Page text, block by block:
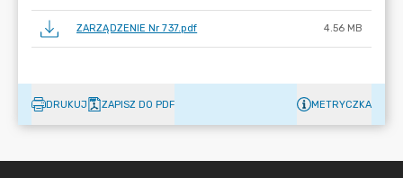
ZARZĄDZENIE Nr 737.pdf 4.56 MB
DRUKUJ ZAPISZ DO PDF METRYCZKA